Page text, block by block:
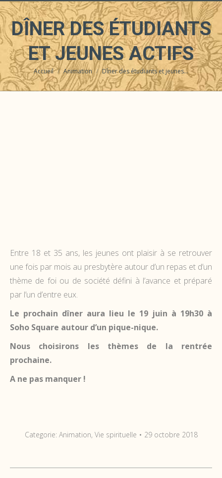
DÎNER DES ÉTUDIANTS
ET JEUNES ACTIFS
Vous êtes ici :
Accueil Animation Dîner des étudiants et jeunes…
Entre 18 et 35 ans, les jeunes ont plaisir à se retrouver
une fois par mois au presbytère autour d’un repas et d’un
thème de foi ou de société défini à l’avance et préparé
par l’un d’entre eux.
Le prochain dîner aura lieu le 19 juin à 19h30 à
Soho Square autour d’un pique-nique.
Nous choisirons les thèmes de la rentrée
prochaine.
A ne pas manquer !
Categorie: Animation, Vie spirituelle 29 octobre 2018